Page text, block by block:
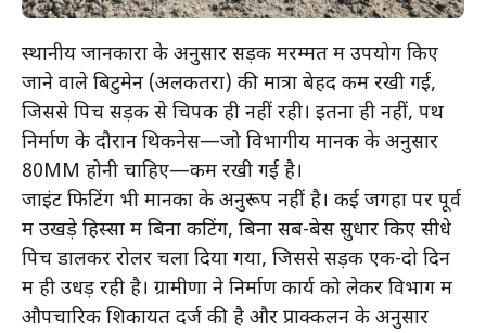
स्थानीय जानकारों के अनुसार सड़क मरम्मत में उपयोग किए
जाने वाले बिटुमेन (अलकतरा) की मात्रा बेहद कम रखी गई,
जिससे पिच सड़क से चिपक ही नहीं रही। इतना ही नहीं, पथ
निर्माण के दौरान थिकनेस—जो विभागीय मानक के अनुसार
80MM होनी चाहिए—कम रखी गई है।
जाइंट फिटिंग भी मानकों के अनुरूप नहीं है। कई जगहों पर पूर्व
में उखड़े हिस्सों में बिना कटिंग, बिना सब-बेस सुधार किए सीधे
पिच डालकर रोलर चला दिया गया, जिससे सड़क एक-दो दिन
में ही उधड़ रही है। ग्रामीणों ने निर्माण कार्य को लेकर विभाग में
औपचारिक शिकायत दर्ज की है और प्राक्कलन के अनुसार